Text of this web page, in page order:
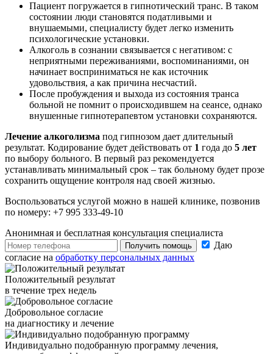
Пациент погружается в гипнотический транс. В таком
состоянии люди становятся податливыми и
внушаемыми, специалисту будет легко изменить
психологические установки.
Алкоголь в сознании связывается с негативом: с
неприятными переживаниями, воспоминаниями, он
начинает восприниматься не как источник
удовольствия, а как причина несчастий.
После пробуждения и выхода из состояния транса
больной не помнит о происходившем на сеансе, однако
внушенные гипнотерапевтом установки сохраняются.
Лечение алкоголизма под гипнозом дает длительный
результат. Кодирование будет действовать от 1 года до 5 лет
по выбору больного. В первый раз рекомендуется
устанавливать минимальный срок – так больному будет прозе
сохранить ощущение контроля над своей жизнью.
Воспользоваться услугой можно в нашей клинике, позвонив
по номеру: +7 995 333-49-10
Анонимная и бесплатная консультация специалиста
Получить помощь
Даю
согласие на обработку персональных данных
Положительный результат
в течение трех недель
Добровольное согласие
на диагностику и лечение
Индивидуально подобранную программу лечения,